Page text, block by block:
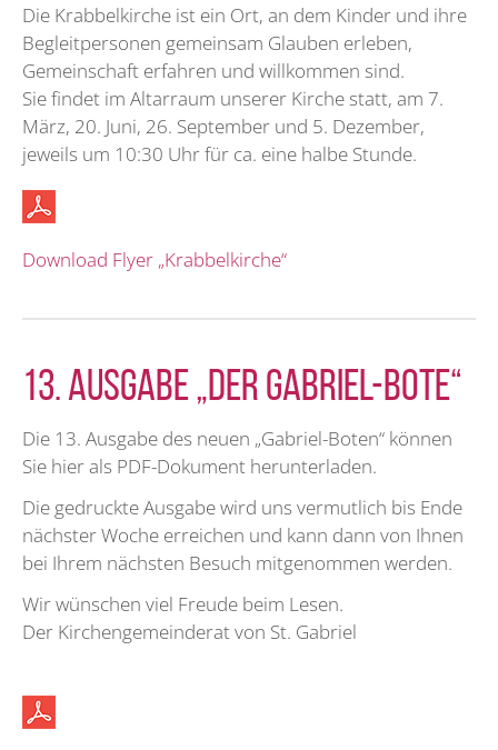
Die Krabbelkirche ist ein Ort, an dem Kinder und ihre
Begleitpersonen gemeinsam Glauben erleben,
Gemeinschaft erfahren und willkommen sind.
Sie findet im Altarraum unserer Kirche statt, am 7.
März, 20. Juni, 26. September und 5. Dezember,
jeweils um 10:30 Uhr für ca. eine halbe Stunde.
Download Flyer „Krabbelkirche“
13. Ausgabe „Der Gabriel-Bote“
Die 13. Ausgabe des neuen „Gabriel-Boten“ können
Sie hier als PDF-Dokument herunterladen.
Die gedruckte Ausgabe wird uns vermutlich bis Ende
nächster Woche erreichen und kann dann von Ihnen
bei Ihrem nächsten Besuch mitgenommen werden.
Wir wünschen viel Freude beim Lesen.
Der Kirchengemeinderat von St. Gabriel